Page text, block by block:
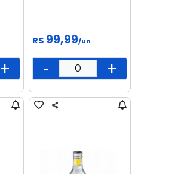
+
R$ 99,99/un
- +